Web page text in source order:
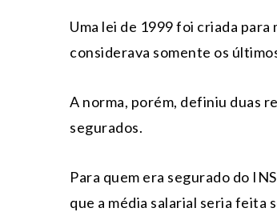
Uma lei de 1999 foi criada
considerava somente os
A norma, porém, definiu duas
segurados.
Para quem era segurado do
que a média salarial seria feita